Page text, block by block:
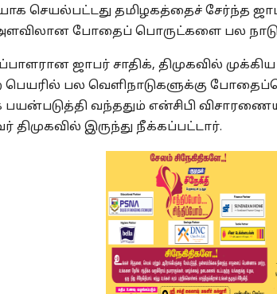
செயல்பட்டது தமிழகத்தைச் சேர்ந்த
போதைப் பொருட்களை பல
ஜாபர் சாதிக், திமுகவில்
பெயரில் பல வெளிநாடுகளுக்கு
பயன்படுத்தி வந்ததும் என்சிபி
திமுகவில் இருந்து நீக்கப்பட்டார்.